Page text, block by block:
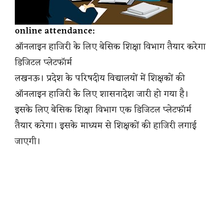
online attendance:
ऑनलाइन हाजिरी के लिए बेसिक शिक्षा विभाग तैयार करेगा
डिजिटल प्लेटफॉर्म
लखनऊ। प्रदेश के परिषदीय विद्यालयों में शिक्षकों की
ऑनलाइन हाजिरी के लिए शासनादेश जारी हो गया है।
इसके लिए बेसिक शिक्षा विभाग एक डिजिटल प्लेटफॉर्म
तैयार करेगा। इसके माध्यम से शिक्षकों की हाजिरी लगाई
जाएगी।